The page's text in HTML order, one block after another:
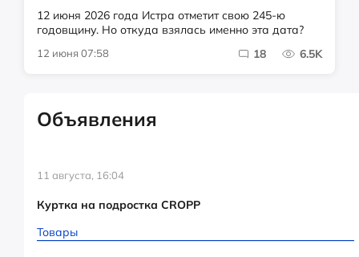
12 июня 2026 года Истра отметит свою 245-ю
годовщину. Но откуда взялась именно эта дата?
12 июня 07:58 18 6.5K
Объявления
11 августа, 16:04
Куртка на подростка CROPP
Товары